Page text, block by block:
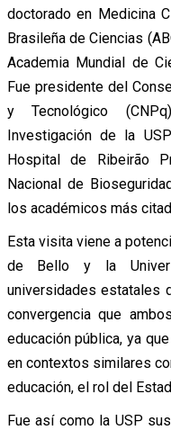
doctorado en Medicina
Brasileña de Ciencias
Academia Mundial de
Fue presidente del
y Tecnológico
Investigación de la
Hospital de Ribeirão
Nacional de
los académicos más
Esta visita viene a
de Bello y la
universidades estatales
convergencia que
educación pública, ya
en contextos similares
educación, el rol del
Fue así como la USP